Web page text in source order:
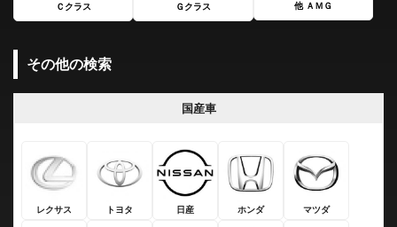
Ｃクラス Ｇクラス 他 ＡＭＧ
その他の検索
国産車
レクサス トヨタ 日産 ホンダ マツダ